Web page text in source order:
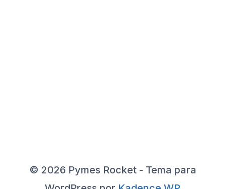
© 2026 Pymes Rocket - Tema para